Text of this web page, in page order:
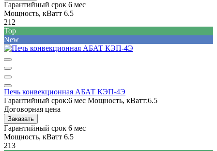
Гарантийный срок 6 мес
Мощность, кВатт 6.5
212
Top
New
Печь конвекционная АБАТ КЭП-4Э
Гарантийный срок:6 мес Мощность, кВатт:6.5
Договорная цена
Заказать
Гарантийный срок 6 мес
Мощность, кВатт 6.5
213